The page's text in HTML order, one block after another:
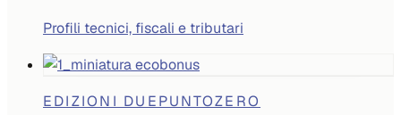
Profili tecnici, fiscali e tributari
EDIZIONI DUEPUNTOZERO